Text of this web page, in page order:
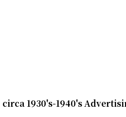
circa 1930's-1940's